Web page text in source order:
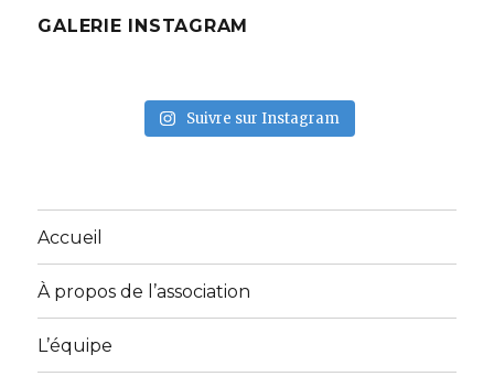
GALERIE INSTAGRAM
Suivre sur Instagram
Accueil
À propos de l’association
L’équipe